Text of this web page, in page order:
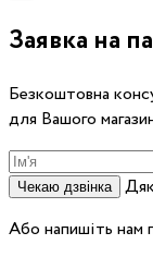
Заявка на
Безкоштовна
для Вашого
Чекаю дзвінка
Або напишіть нам